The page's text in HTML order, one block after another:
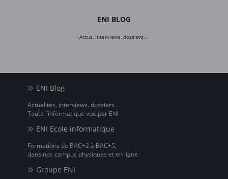
ENI BLOG
Actus, interviews, dossiers…
ENI Blog
Actualités, interviews, dossiers…
Toute l’informatique vue par ENI
ENI Ecole informatique
Formations de BAC+2 à BAC+5,
dans nos campus physiques et en ligne
Groupe ENI